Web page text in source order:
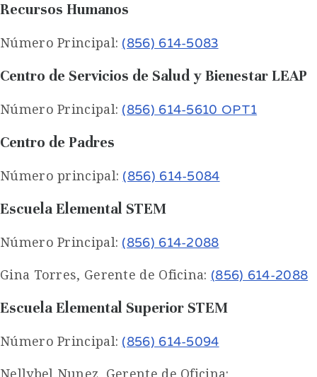
Recursos Humanos
Número Principal: (856) 614-5083
Centro de Servicios de Salud y Bienestar LEAP
Número Principal: (856) 614-5610 OPT1
Centro de Padres
Número principal: (856) 614-5084
Escuela Elemental STEM
Número Principal: (856) 614-2088
Gina Torres, Gerente de Oficina: (856) 614-2088
Escuela Elemental Superior STEM
Número Principal: (856) 614-5094
Nellybel Nunez, Gerente de Oficina: